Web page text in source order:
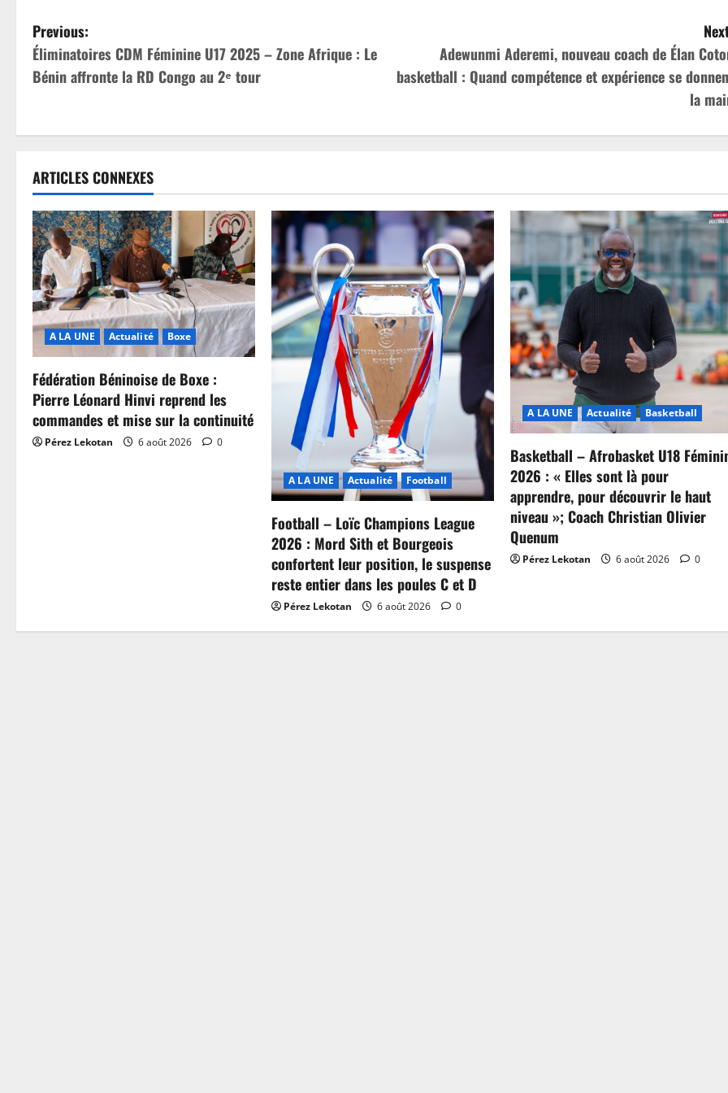
Previous:
Éliminatoires CDM Féminine U17 2025 – Zone Afrique : Le
Bénin affronte la RD Congo au 2ᵉ tour
Adewunmi Aderemi, nouveau coach de Élan
basketball : Quand compétence et expérience se
la
ARTICLES CONNEXES
A LA UNE Actualité Boxe
Fédération Béninoise de Boxe :
Pierre Léonard Hinvi reprend les
commandes et mise sur la continuité
Pérez Lekotan 6 août 2026 0
A LA UNE Actualité Football
Football – Loïc Champions League
2026 : Mord Sith et Bourgeois
confortent leur position, le suspense
reste entier dans les poules C et D
Pérez Lekotan 6 août 2026 0
A LA UNE Actualité Basketball
Basketball – Afrobasket U18
2026 : « Elles sont là pour
apprendre, pour découvrir le haut
niveau »; Coach Christian Olivier
Quenum
Pérez Lekotan 6 août 2026 0